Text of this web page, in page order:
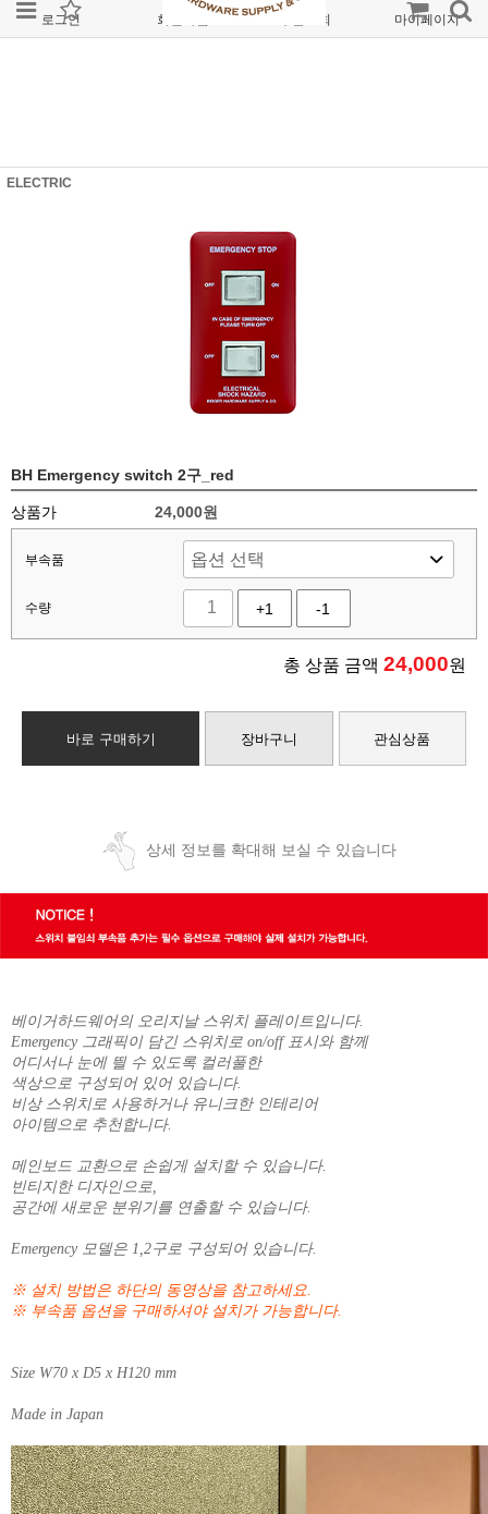
로그인 회원가입 주문조회 마이페이지
ELECTRIC
BH Emergency switch 2구_red
상품가 24,000원
부속품
수량 +1 -1
총 상품 금액 24,000원
바로 구매하기 장바구니 관심상품
상세 정보를 확대해 보실 수 있습니다
베이거하드웨어의 오리지날 스위치 플레이트입니다.
Emergency 그래픽이 담긴 스위치로 on/off 표시와 함께
어디서나 눈에 띌 수 있도록 컬러풀한
색상으로 구성되어 있어 있습니다.
비상 스위치로 사용하거나 유니크한 인테리어
아이템으로 추천합니다.
메인보드 교환으로 손쉽게 설치할 수 있습니다.
빈티지한 디자인으로,
공간에 새로운 분위기를 연출할 수 있습니다.
Emergency 모델은 1,2구로 구성되어 있습니다.
※ 설치 방법은 하단의 동영상을 참고하세요.
※ 부속품 옵션을 구매하셔야 설치가 가능합니다.
Size W70 x D5 x H120 mm
Made in Japan